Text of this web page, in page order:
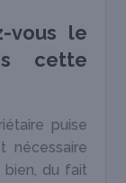
vous le
cette
puise
nécessaire
bien, du fait